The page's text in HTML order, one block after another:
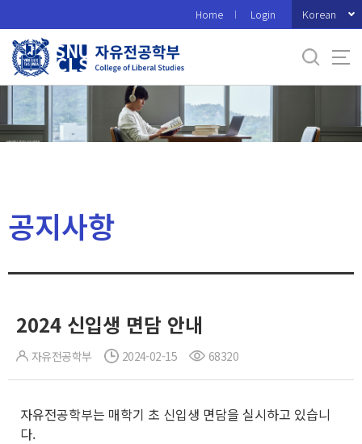
로
메
Home Login Korean
공지사항
2024 신입생 면담 안내
자유전공학부 2024-02-15 68320
자유전공학부는 매학기 초 신입생 면담을 실시하고 있습니
다.